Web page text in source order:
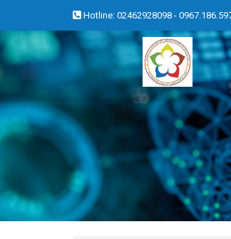
Hotline: 02462928098 -